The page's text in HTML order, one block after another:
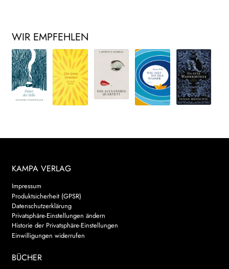
WIR EMPFEHLEN
KAMPA VERLAG
Impressum
Produktsicherheit (GPSR)
Datenschutzerklärung
Privatsphäre-Einstellungen ändern
Historie der Privatsphäre-Einstellungen
Einwilligungen widerrufen
BÜCHER